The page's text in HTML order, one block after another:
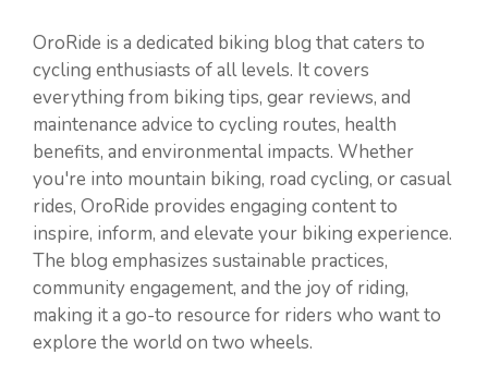
OroRide is a dedicated biking blog that caters to
cycling enthusiasts of all levels. It covers
everything from biking tips, gear reviews, and
maintenance advice to cycling routes, health
benefits, and environmental impacts. Whether
you're into mountain biking, road cycling, or casual
rides, OroRide provides engaging content to
inspire, inform, and elevate your biking experience.
The blog emphasizes sustainable practices,
community engagement, and the joy of riding,
making it a go-to resource for riders who want to
explore the world on two wheels.